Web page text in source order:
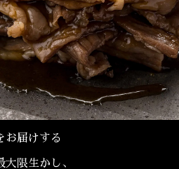
お届けする
限生かし、